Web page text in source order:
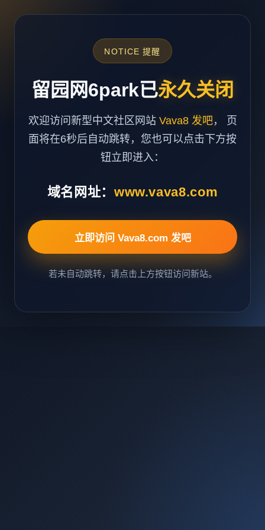
NOTICE 提醒
留园网6park已永久关闭
欢迎访问新型中文社区网站 Vava8 发吧， 页
面将在6秒后自动跳转，您也可以点击下方按
钮立即进入：
域名网址： www.vava8.com
立即访问 Vava8.com 发吧
若未自动跳转，请点击上方按钮访问新站。